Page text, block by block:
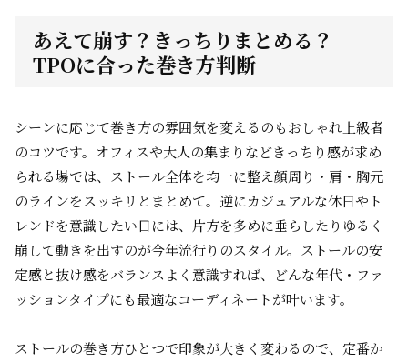
あえて崩す？きっちりまとめる？
TPOに合った巻き方判断
シーンに応じて巻き方の雰囲気を変えるのもおしゃれ上級者
のコツです。オフィスや大人の集まりなどきっちり感が求め
られる場では、ストール全体を均一に整え顔周り・肩・胸元
のラインをスッキリとまとめて。逆にカジュアルな休日やト
レンドを意識したい日には、片方を多めに垂らしたりゆるく
崩して動きを出すのが今年流行りのスタイル。ストールの安
定感と抜け感をバランスよく意識すれば、どんな年代・ファ
ッションタイプにも最適なコーディネートが叶います。
ストールの巻き方ひとつで印象が大きく変わるので、定番か